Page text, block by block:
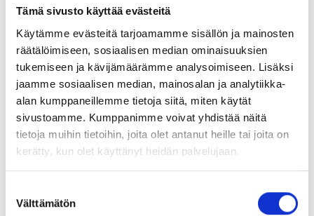
Tämä sivusto käyttää evästeitä
Käytämme evästeitä tarjoamamme sisällön ja mainosten
räätälöimiseen, sosiaalisen median ominaisuuksien
tukemiseen ja kävijämäärämme analysoimiseen. Lisäksi
jaamme sosiaalisen median, mainosalan ja analytiikka-
alan kumppaneillemme tietoja siitä, miten käytät
sivustoamme. Kumppanimme voivat yhdistää näitä
tietoja muihin tietoihin, joita olet antanut heille tai joita on
kerätty, kun olet käyttänyt heidän palvelujaan.
valinta
Välttämätön
“Luottamusta joko on tai ei ole”
Taajaan viljellyn sanonnan nosti esille moni Koskisen
haastatelluista. Itse hän ei pidä asiaa näin tiukan
kategorisena ja yhtäkkisenä.
– Luottamuksessa on paljon muitakin sävyjä.
Luottamuksen rapautuminen kestää pitempään. Ei se
useinkaan tapahdu yhden yön aikana, vaan on yleensä
pitemmän kehityksen tulos.
kasvattaa luottamusta. Kokemus siitä, että saa toiselta